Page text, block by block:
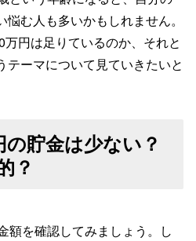
む人も多いかもしれません。
円は足りているのか、それと
テーマについて見ていきたいと
貯金は少ない？
？
額を確認してみましょう。し